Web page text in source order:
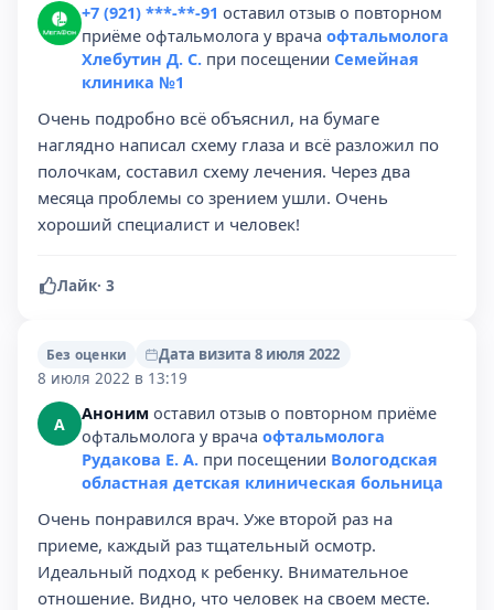
+7 (921) ***-**-91 оставил отзыв о повторном
приёме офтальмолога у врача офтальмолога
Хлебутин Д. С. при посещении Семейная
клиника №1
Очень подробно всё объяснил, на бумаге
наглядно написал схему глаза и всё разложил по
полочкам, составил схему лечения. Через два
месяца проблемы со зрением ушли. Очень
хороший специалист и человек!
Лайк· 3
Без оценки
Дата визита 8 июля 2022
8 июля 2022 в 13:19
А Аноним оставил отзыв о повторном приёме
офтальмолога у врача офтальмолога
Рудакова Е. А. при посещении Вологодская
областная детская клиническая больница
Очень понравился врач. Уже второй раз на
приеме, каждый раз тщательный осмотр.
Идеальный подход к ребенку. Внимательное
отношение. Видно, что человек на своем месте.